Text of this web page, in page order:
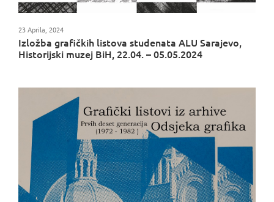
Izložba grafičkih listova studenata ALU Sarajevo,
Historijski muzej BiH, 22.04. – 05.05.2024
23 Aprila, 2024